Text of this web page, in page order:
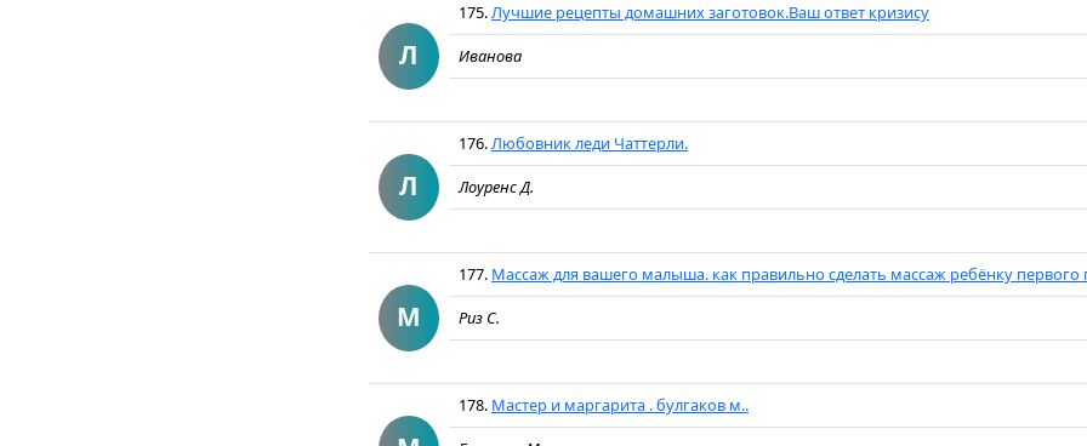
Л
175.Лучшие рецепты домашних заготовок.Ваш ответ кризису
Иванова
Л
176.Любовник леди Чаттерли.
Лоуренс Д.
М
177. Массаж для вашего малыша. как правильно сделать массаж ребёнку первого
Риз С.
178. Мастер и маргарита . булгаков м..